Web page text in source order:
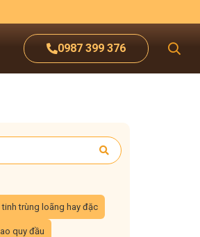
0987 399 376
trùng loãng hay đặc
quy đầu